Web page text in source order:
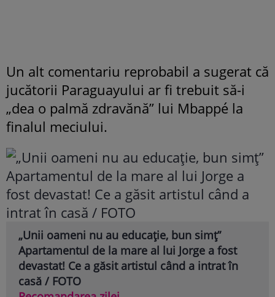
Un alt comentariu reprobabil a sugerat că
jucătorii Paraguayului ar fi trebuit să-i
„dea o palmă zdravănă” lui Mbappé la
finalul meciului.
„Unii oameni nu au educație, bun simț”
Apartamentul de la mare al lui Jorge a fost
devastat! Ce a găsit artistul când a intrat în
casă / FOTO